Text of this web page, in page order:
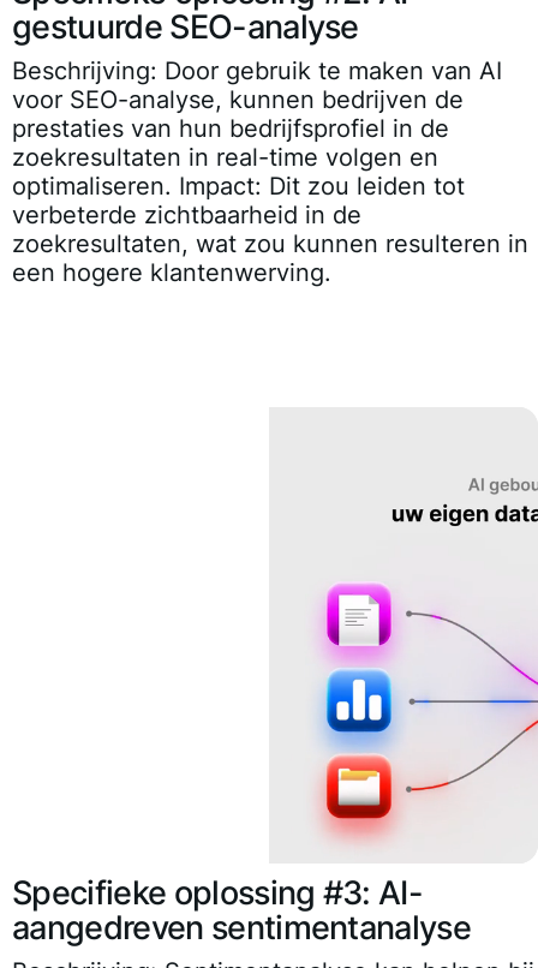
gestuurde SEO-analyse
Beschrijving: Door gebruik te maken van AI
voor SEO-analyse, kunnen bedrijven de
prestaties van hun bedrijfsprofiel in de
zoekresultaten in real-time volgen en
optimaliseren. Impact: Dit zou leiden tot
verbeterde zichtbaarheid in de
zoekresultaten, wat zou kunnen resulteren in
een hogere klantenwerving.
Specifieke oplossing #3: AI-
aangedreven sentimentanalyse